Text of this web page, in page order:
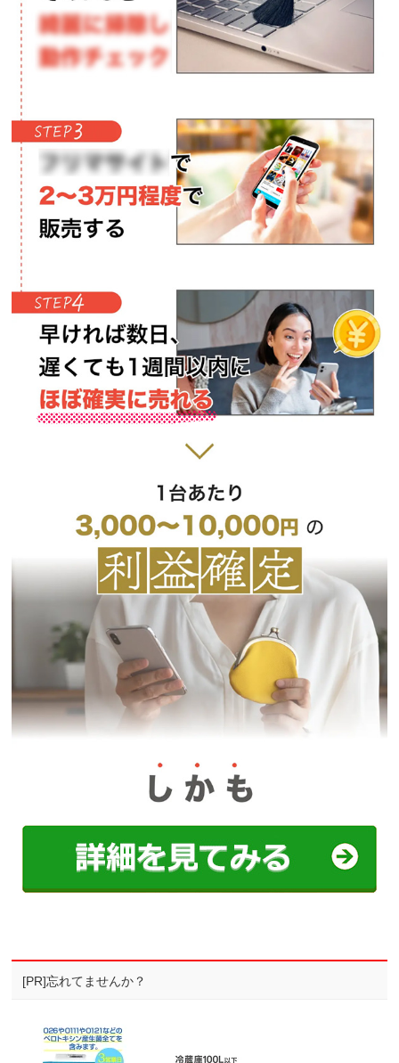
[PR]忘れてませんか？